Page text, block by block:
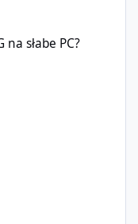
na słabe PC?